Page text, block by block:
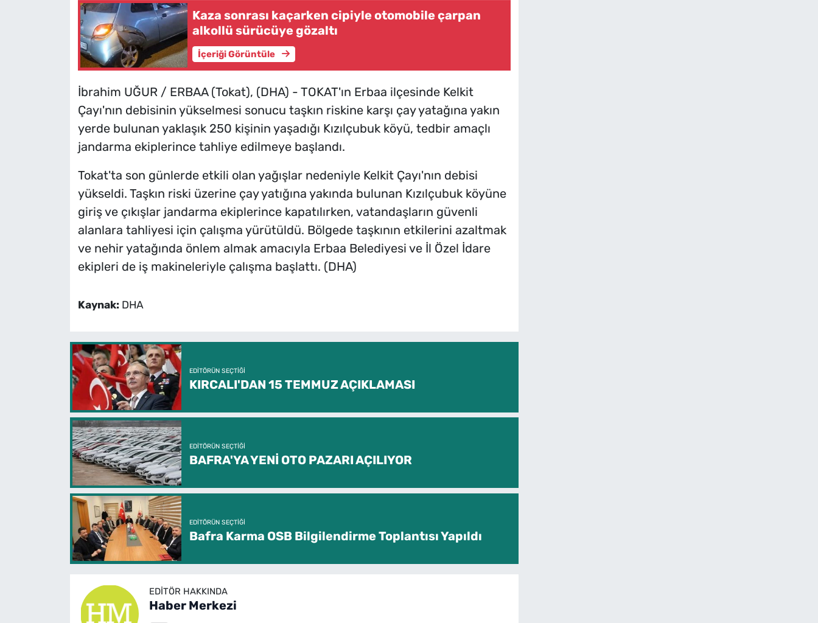
Kaza sonrası kaçarken cipiyle otomobile çarpan
alkollü sürücüye gözaltı
İçeriği Görüntüle
İbrahim UĞUR / ERBAA (Tokat), (DHA) - TOKAT'ın Erbaa ilçesinde Kelkit
Çayı'nın debisinin yükselmesi sonucu taşkın riskine karşı çay yatağına yakın
yerde bulunan yaklaşık 250 kişinin yaşadığı Kızılçubuk köyü, tedbir amaçlı
jandarma ekiplerince tahliye edilmeye başlandı.
Tokat'ta son günlerde etkili olan yağışlar nedeniyle Kelkit Çayı'nın debisi
yükseldi. Taşkın riski üzerine çay yatığına yakında bulunan Kızılçubuk köyüne
giriş ve çıkışlar jandarma ekiplerince kapatılırken, vatandaşların güvenli
alanlara tahliyesi için çalışma yürütüldü. Bölgede taşkının etkilerini azaltmak
ve nehir yatağında önlem almak amacıyla Erbaa Belediyesi ve İl Özel İdare
ekipleri de iş makineleriyle çalışma başlattı. (DHA)
Kaynak: DHA
EDITÖRÜN SEÇTIĞI
KIRCALI'DAN 15 TEMMUZ AÇIKLAMASI
EDITÖRÜN SEÇTIĞI
BAFRA'YA YENİ OTO PAZARI AÇILIYOR
EDITÖRÜN SEÇTIĞI
Bafra Karma OSB Bilgilendirme Toplantısı Yapıldı
EDITÖR HAKKINDA
Haber Merkezi